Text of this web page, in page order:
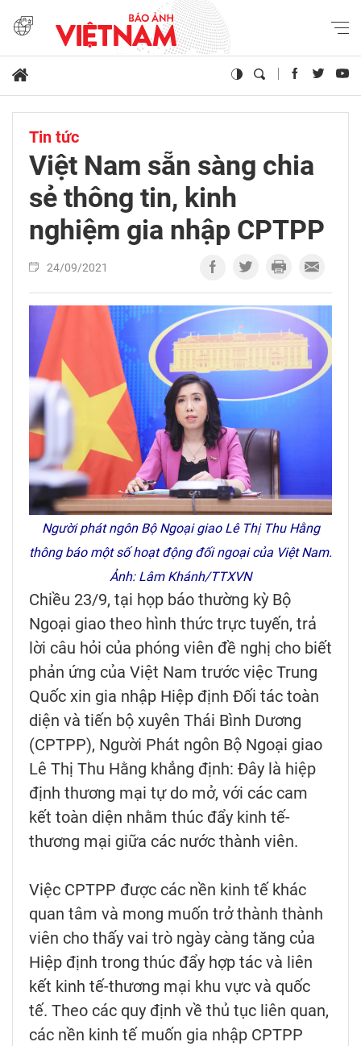
Tin tức
Việt Nam sẵn sàng chia
sẻ thông tin, kinh
nghiệm gia nhập CPTPP
24/09/2021
Người phát ngôn Bộ Ngoại giao Lê Thị Thu Hằng
thông báo một số hoạt động đối ngoại của Việt Nam.
Ảnh: Lâm Khánh/TTXVN
Chiều 23/9, tại họp báo thường kỳ Bộ
Ngoại giao theo hình thức trực tuyến, trả
lời câu hỏi của phóng viên đề nghị cho biết
phản ứng của Việt Nam trước việc Trung
Quốc xin gia nhập Hiệp định Đối tác toàn
diện và tiến bộ xuyên Thái Bình Dương
(CPTPP), Người Phát ngôn Bộ Ngoại giao
Lê Thị Thu Hằng khẳng định: Đây là hiệp
định thương mại tự do mở, với các cam
kết toàn diện nhằm thúc đẩy kinh tế-
thương mại giữa các nước thành viên.
Việc CPTPP được các nền kinh tế khác
quan tâm và mong muốn trở thành thành
viên cho thấy vai trò ngày càng tăng của
Hiệp định trong thúc đẩy hợp tác và liên
kết kinh tế-thương mại khu vực và quốc
tế. Theo các quy định về thủ tục liên quan,
các nền kinh tế muốn gia nhập CPTPP